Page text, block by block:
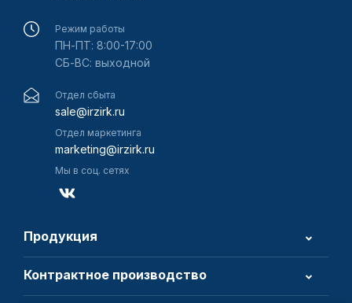
Режим работы
ПН-ПТ: 8:00-17:00
СБ-ВС: выходной
Отдел сбыта
sale@irzirk.ru
Отдел маркетинга
marketing@irzirk.ru
Мы в соц. сетях
Продукция
Контрактное производство